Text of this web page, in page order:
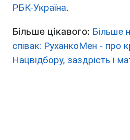
РБК-Україна.
Більше цікавого: Більше
співак: РуханкоМен - про
Нацвідбору, заздрість і